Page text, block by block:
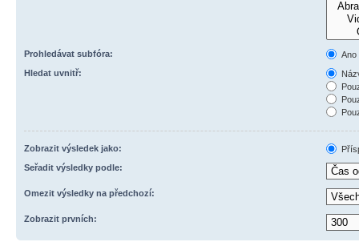
Prohledávat subfóra:
Ano
Hledat uvnitř:
Zobrazit výsledek jako:
Seřadit výsledky podle:
Omezit výsledky na předchozí:
Zobrazit prvních: